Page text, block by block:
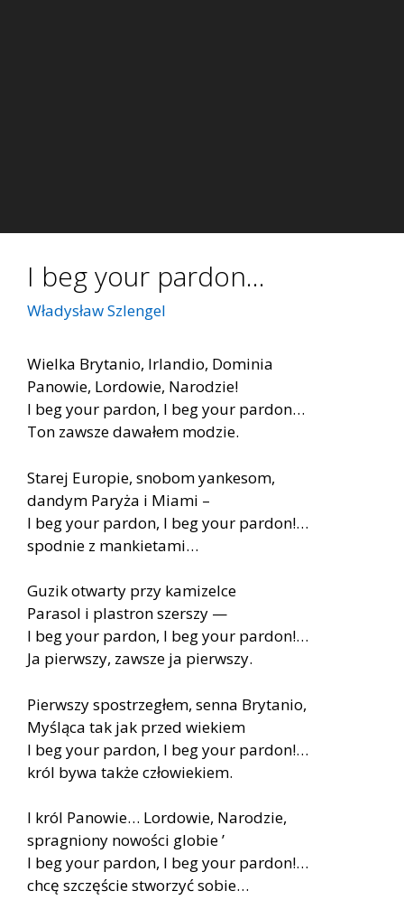
I beg your pardon…
Władysław Szlengel
Wielka Brytanio, Irlandio, Dominia
Panowie, Lordowie, Narodzie!
I beg your pardon, I beg your pardon…
Ton zawsze dawałem modzie.
Starej Europie, snobom yankesom,
dandym Paryża i Miami –
I beg your pardon, I beg your pardon!…
spodnie z mankietami…
Guzik otwarty przy kamizelce
Parasol i plastron szerszy —
I beg your pardon, I beg your pardon!…
Ja pierwszy, zawsze ja pierwszy.
Pierwszy spostrzegłem, senna Brytanio,
Myśląca tak jak przed wiekiem
I beg your pardon, I beg your pardon!…
król bywa także człowiekiem.
I król Panowie… Lordowie, Narodzie,
spragniony nowości globie ’
I beg your pardon, I beg your pardon!…
chcę szczęście stworzyć sobie…